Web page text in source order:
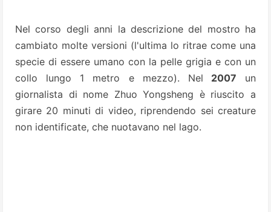
Nel corso degli anni la descrizione del mostro ha
cambiato molte versioni (l'ultima lo ritrae come una
specie di essere umano con la pelle grigia e con un
collo lungo 1 metro e mezzo). Nel 2007 un
giornalista di nome Zhuo Yongsheng è riuscito a
girare 20 minuti di video, riprendendo sei creature
non identificate, che nuotavano nel lago.